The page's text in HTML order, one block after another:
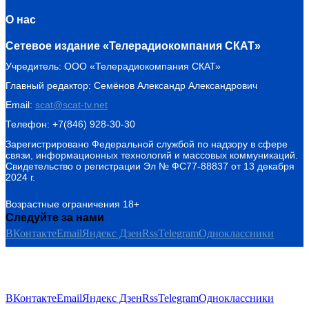
О нас
Сетевое издание «Телерадиокомпания СКАТ»
Учредитель: ООО «Телерадиокомпания СКАТ»
Главный редактор: Семёнов Александр Александрович
Email: scat@scat-tv.net
Телефон: +7(846) 928-30-30
Зарегистрировано Федеральной службой по надзору в сфере
связи, информационных технологий и массовых коммуникаций.
Свидетельство о регистрации Эл № ФС77-88837 от 13 декабря
2024 г.
Возрастные ограничения 18+
Следуйте за нами
ВКонтактеEmailЯндекс ДзенRssTelegramОдноклассники
ВКонтактеEmailЯндекс ДзенRssTelegramОдноклассники